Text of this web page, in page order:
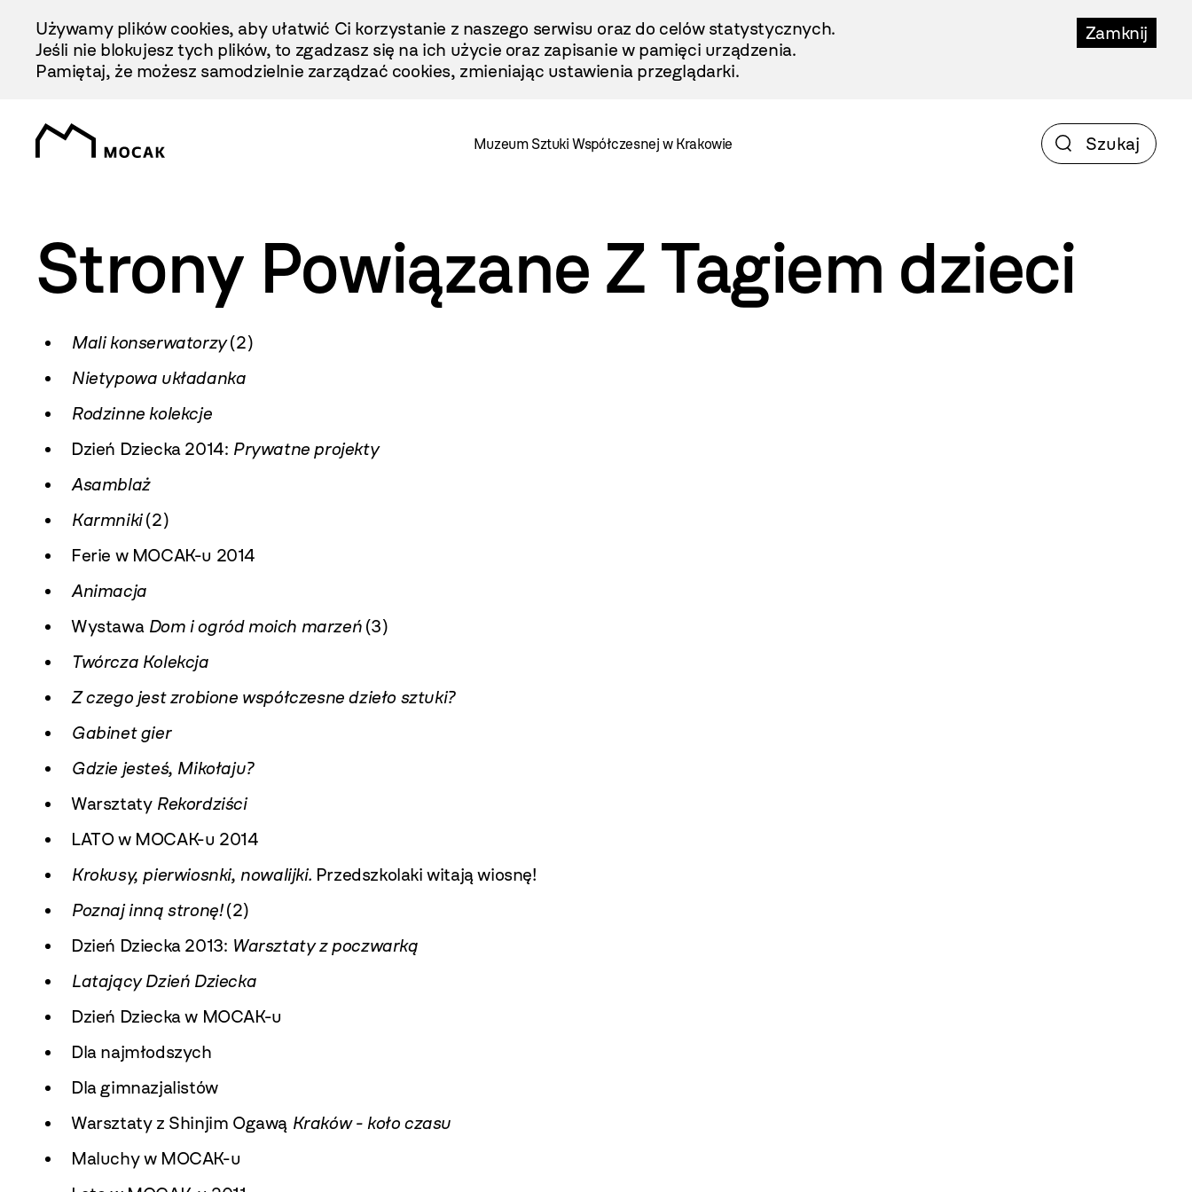
Treści
Zamknij
Używamy plików cookies, aby ułatwić Ci korzystanie z naszego serwisu oraz do celów statystycznych.
Jeśli nie blokujesz tych plików, to zgadzasz się na ich użycie oraz zapisanie w pamięci urządzenia.
Pamiętaj, że możesz samodzielnie zarządzać cookies, zmieniając ustawienia przeglądarki.
Muzeum Sztuki Współczesnej w Krakowie
Strony Powiązane Z Tagiem dzieci
Mali konserwatorzy(2)
Nietypowa układanka
Rodzinne kolekcje
Dzień Dziecka 2014: Prywatne projekty
Asamblaż
Karmniki(2)
Ferie w MOCAK-u 2014
Animacja
Wystawa Dom i ogród moich marzeń(3)
Twórcza Kolekcja
Z czego jest zrobione współczesne dzieło sztuki?
Gabinet gier
Gdzie jesteś, Mikołaju?
Warsztaty Rekordziści
LATO w MOCAK-u 2014
Krokusy, pierwiosnki, nowalijki. Przedszkolaki witają wiosnę!
Poznaj inną stronę!(2)
Dzień Dziecka 2013: Warsztaty z poczwarką
Latający Dzień Dziecka
Dzień Dziecka w MOCAK-u
Dla najmłodszych
Dla gimnazjalistów
Warsztaty z Shinjim Ogawą Kraków - koło czasu
Maluchy w MOCAK-u